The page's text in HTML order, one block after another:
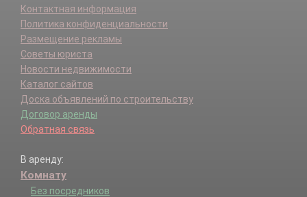
Контактная информация
Политика конфиденциальности
Размещение рекламы
Советы юриста
Новости недвижимости
Каталог сайтов
Доска объявлений по строительству
Договор аренды
Обратная связь
В аренду:
Комнату
Без посредников